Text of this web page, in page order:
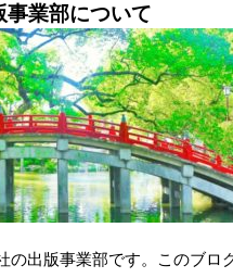
事業部について
の出版事業部です。このブロ